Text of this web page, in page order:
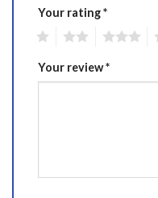
Your rating*
Your review*